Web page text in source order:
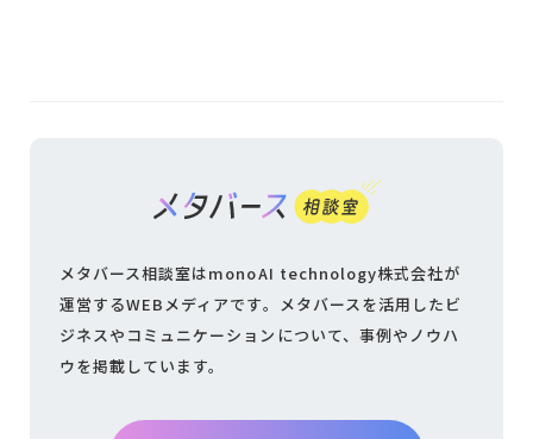
メタバース相談室はmonoAI technology株式会社が
運営するWEBメディアです。
メタバースを活用したビ
ジネスやコミュニケーションについて、 事例やノウハ
ウを掲載しています。